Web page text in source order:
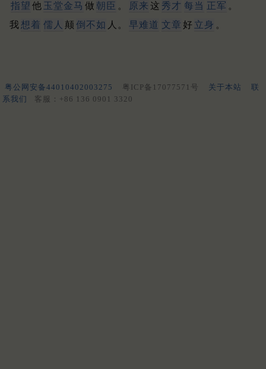
指望 他 玉堂金马 做 朝臣 。 原来 这 秀才 每当 正军 。
我 想着 儒人 颠 倒不如 人。 早难道 文章 好 立身 。
粤公网安备44010402003275 粤ICP备17077571号 关于本站
联
系我们
客服：+86 136 0901 3320